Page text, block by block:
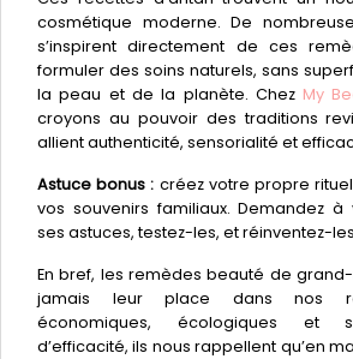
cosmétique moderne. De
s’inspirent directement de ces
formuler des soins naturels, sans
la peau et de la planète. Chez My
croyons au pouvoir des traditions
allient authenticité, sensorialité et
Astuce bonus : créez votre propre
vos souvenirs familiaux. Demandez
ses astuces, testez-les, et réinventez-
En bref, les remèdes beauté de
jamais leur place dans nos
économiques, écologiques et
d’efficacité, ils nous rappellent qu’en